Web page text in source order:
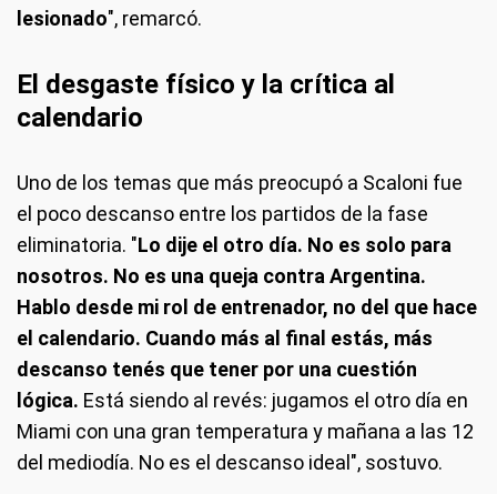
lesionado", remarcó.
El desgaste físico y la crítica al
calendario
Uno de los temas que más preocupó a Scaloni fue
el poco descanso entre los partidos de la fase
eliminatoria. "Lo dije el otro día. No es solo para
nosotros. No es una queja contra Argentina.
Hablo desde mi rol de entrenador, no del que hace
el calendario. Cuando más al final estás, más
descanso tenés que tener por una cuestión
lógica. Está siendo al revés: jugamos el otro día en
Miami con una gran temperatura y mañana a las 12
del mediodía. No es el descanso ideal", sostuvo.